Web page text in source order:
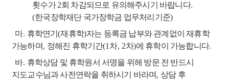
횟수가2회 차감되므로 유의해주시기 바랍니다.
(한국장학재단 국가장학금 업무처리기준)
마. 휴학연기(재휴학)자는 등록금 납부와 관계없이 재휴학
가능하며, 정해진 휴학기간(1 차, 2차)에 휴학이 가능합니다.
바. 휴학상담 및 휴학원서 서명을 위해 방문 전 반드시
지도교수님과 사전연락을 취하시기 바라며, 상담 후